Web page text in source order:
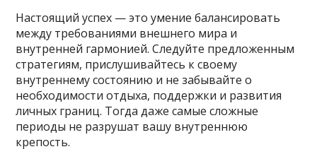
Настоящий успех — это умение балансировать
между требованиями внешнего мира и
внутренней гармонией. Следуйте предложенным
стратегиям, прислушивайтесь к своему
внутреннему состоянию и не забывайте о
необходимости отдыха, поддержки и развития
личных границ. Тогда даже самые сложные
периоды не разрушат вашу внутреннюю
крепость.